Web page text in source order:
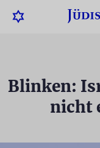
Blinken:
nicht